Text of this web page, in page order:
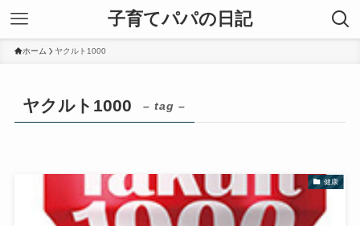
子育てパパの日記
ホーム ヤクルト1000
ヤクルト1000 – tag –
健康